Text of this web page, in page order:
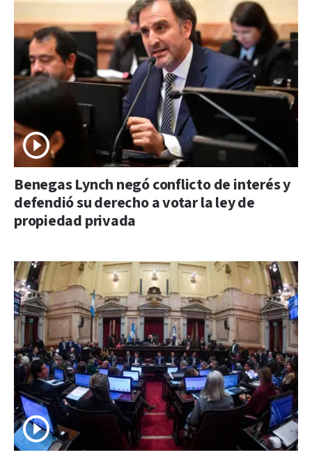
Benegas Lynch negó conflicto de interés y
defendió su derecho a votar la ley de
propiedad privada